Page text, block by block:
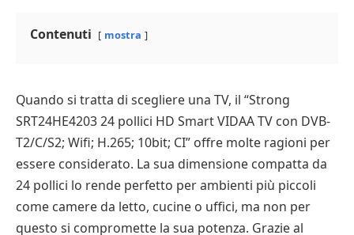
Contenuti mostra
Quando si tratta di scegliere una TV, il “Strong
SRT24HE4203 24 pollici HD Smart VIDAA TV con DVB-
T2/C/S2; Wifi; H.265; 10bit; CI” offre molte ragioni per
essere considerato. La sua dimensione compatta da
24 pollici lo rende perfetto per ambienti più piccoli
come camere da letto, cucine o uffici, ma non per
questo si compromette la sua potenza. Grazie al